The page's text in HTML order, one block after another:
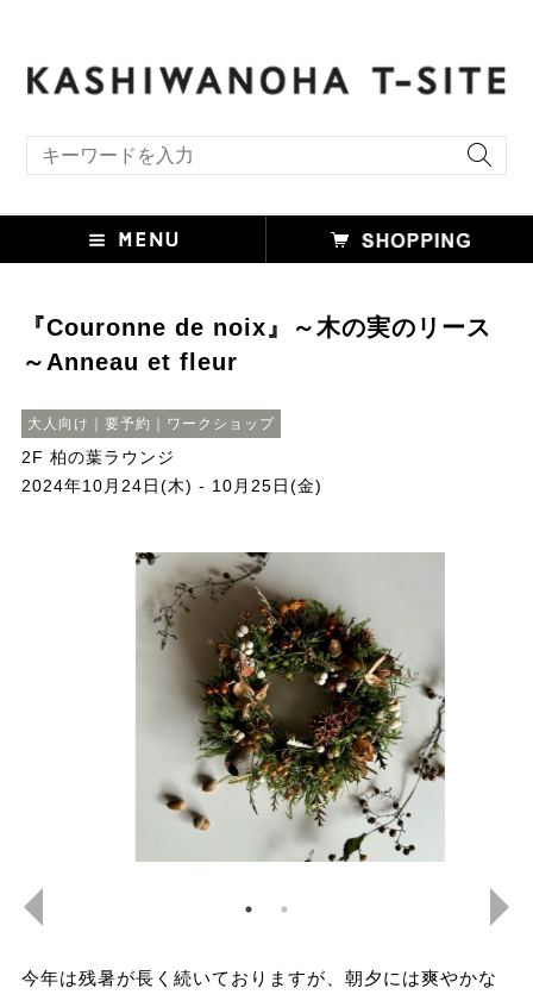
『Couronne de noix』～木の実のリース
～Anneau et fleur
大人向け｜要予約｜ワークショップ
2F 柏の葉ラウンジ
2024年10月24日(木) - 10月25日(金)
今年は残暑が長く続いておりますが、朝夕には爽やかな